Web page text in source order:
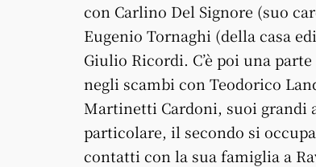
con Carlino Del Signore (suo
Eugenio Tornaghi (della casa
Giulio Ricordi. C’è poi una
negli scambi con Teodorico
Martinetti Cardoni, suoi grandi
particolare, il secondo si
contatti con la sua famiglia a